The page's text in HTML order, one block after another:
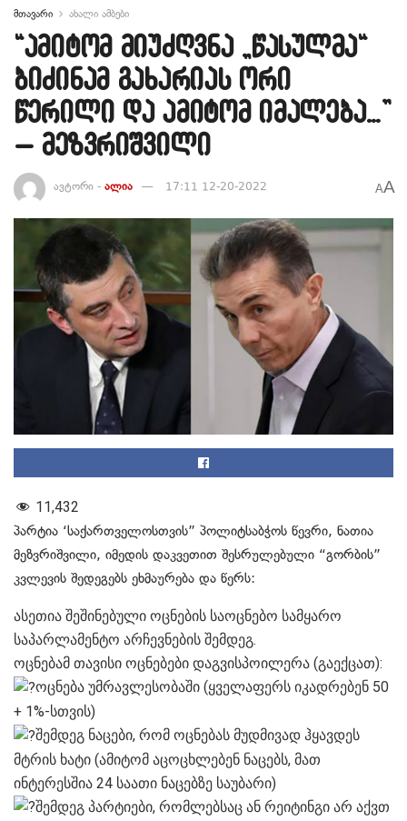
მთავარი ახალი ამბები
“ამიტომ მიუძღვნა „წასულმა“
ბიძინამ გახარიას ორი
წერილი და ამიტომ იმალება…”
– მეზვრიშვილი
ავტორი - ალია 17:11 12-20-2022 AA
11,432
პარტია ‘საქართველოსთვის” პოლიტსაბჭოს წევრი, ნათია
მეზვრიშვილი, იმედის დაკვეთით შესრულებული “გორბის”
კვლევის შედეგებს ეხმაურება და წერს:
ასეთია შეშინებული ოცნების საოცნებო სამყარო
საპარლამენტო არჩევნების შემდეგ.
ოცნებამ თავისი ოცნებები დაგვისპოილერა (გაექცათ):
ოცნება უმრავლესობაში (ყველაფერს იკადრებენ 50
+ 1%-სთვის)
შემდეგ ნაცები, რომ ოცნებას მუდმივად ჰყავდეს
მტრის ხატი (ამიტომ აცოცხლებენ ნაცებს, მათ
ინტერესშია 24 საათი ნაცებზე საუბარი)
შემდეგ პარტიები, რომლებსაც ან რეიტინგი არ აქვთ